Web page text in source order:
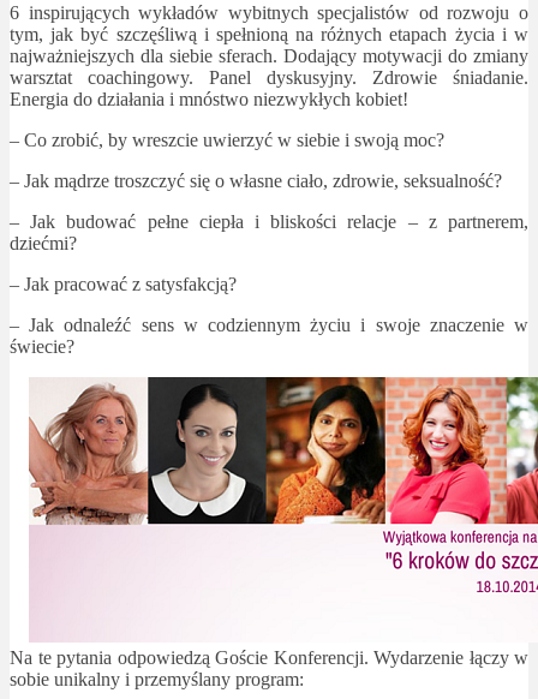
6 inspirujących wykładów wybitnych specjalistów od rozwoju o
tym, jak być szczęśliwą i spełnioną na różnych etapach życia i w
najważniejszych dla siebie sferach. Dodający motywacji do zmiany
warsztat coachingowy. Panel dyskusyjny. Zdrowie śniadanie.
Energia do działania i mnóstwo niezwykłych kobiet!
– Co zrobić, by wreszcie uwierzyć w siebie i swoją moc?
– Jak mądrze troszczyć się o własne ciało, zdrowie, seksualność?
– Jak budować pełne ciepła i bliskości relacje – z partnerem,
dziećmi?
– Jak pracować z satysfakcją?
– Jak odnaleźć sens w codziennym życiu i swoje znaczenie w
świecie?
Na te pytania odpowiedzą Goście Konferencji. Wydarzenie łączy w
sobie unikalny i przemyślany program: